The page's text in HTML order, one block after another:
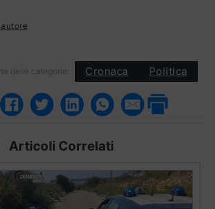
delle categorie: Cronaca Politica
Articoli Correlati